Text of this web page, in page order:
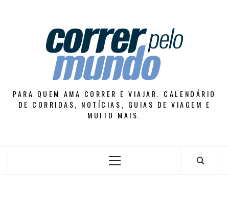
PARA QUEM AMA CORRER E VIAJAR. CALENDÁRIO
DE CORRIDAS, NOTÍCIAS, GUIAS DE VIAGEM E
MUITO MAIS.
Primary